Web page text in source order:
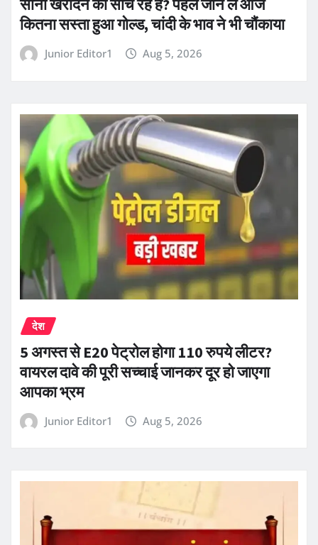
सोना खरीदने की सोच रहे हैं? पहले जान लें आज
कितना सस्ता हुआ गोल्ड, चांदी के भाव ने भी चौंकाया
Junior Editor1 Aug 5, 2026
देश
5 अगस्त से E20 पेट्रोल होगा 110 रुपये लीटर?
वायरल दावे की पूरी सच्चाई जानकर दूर हो जाएगा
आपका भ्रम
Junior Editor1 Aug 5, 2026